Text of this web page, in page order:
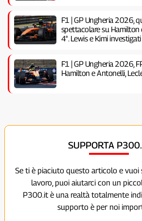
F1 | GP Ungheria 2026,
spettacolare su Hamilton
4°. Lewis e Kimi investigati
F1 | GP Ungheria 2026,
Hamilton e Antonelli,
SUPPORTA
Se ti è piaciuto questo articolo e vuoi
lavoro, puoi aiutarci con un
P300.it è una realtà totalmente
supporto è per noi